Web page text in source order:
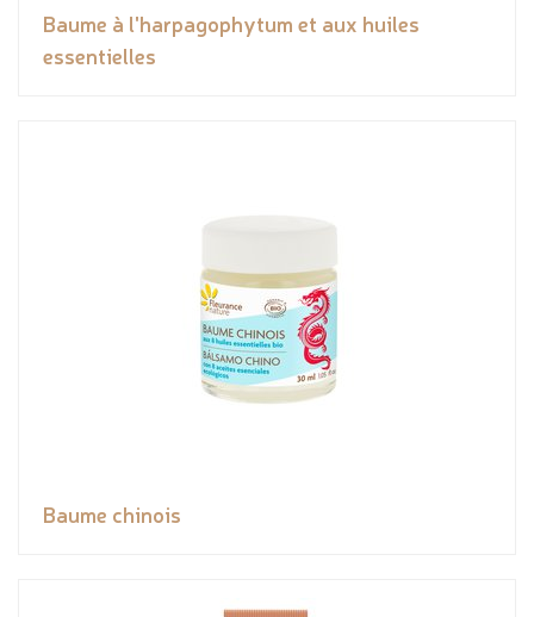
Baume à l'harpagophytum et aux huiles
essentielles
Baume chinois